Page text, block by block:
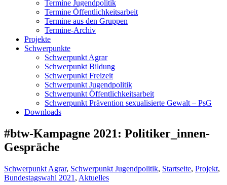
Termine Jugendpolitik
Termine Öffentlichkeitsarbeit
Termine aus den Gruppen
Termine-Archiv
Projekte
Schwerpunkte
Schwerpunkt Agrar
Schwerpunkt Bildung
Schwerpunkt Freizeit
Schwerpunkt Jugendpolitik
Schwerpunkt Öffentlichkeitsarbeit
Schwerpunkt Prävention sexualisierte Gewalt – PsG
Downloads
#btw-Kampagne 2021: Politiker_innen-
Gespräche
Schwerpunkt Agrar, Schwerpunkt Jugendpolitik, Startseite, Projekt,
Bundestagswahl 2021 , Aktuelles